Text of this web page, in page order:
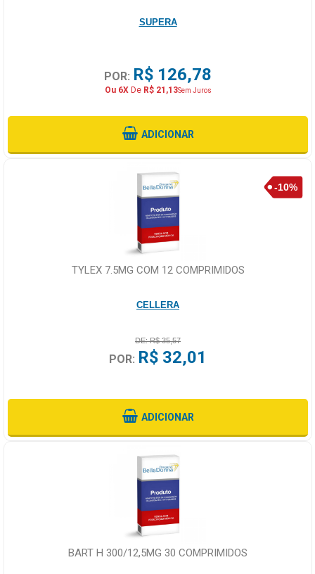
SUPERA
POR: R$ 126,78
Ou 6XDe R$ 21,13Sem Juros
ADICIONAR
TYLEX 7.5MG COM 12 COMPRIMIDOS
CELLERA
DE: R$ 35,57
POR: R$ 32,01
ADICIONAR
BART H 300/12,5MG 30 COMPRIMIDOS